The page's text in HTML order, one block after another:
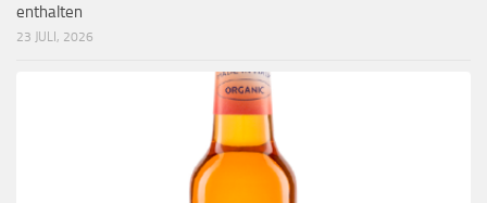
enthalten
23 JULI, 2026